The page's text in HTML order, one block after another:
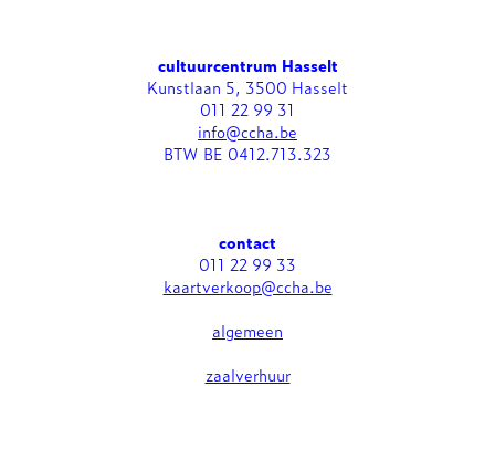
cultuurcentrum Hasselt
Kunstlaan 5, 3500 Hasselt
011 22 99 31
info@ccha.be
BTW BE 0412.713.323
contact
011 22 99 33
kaartverkoop@ccha.be
algemeen
zaalverhuur